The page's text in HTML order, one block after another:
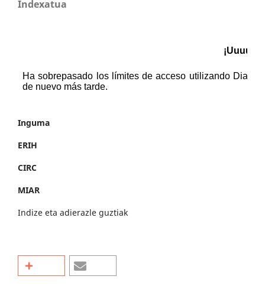
Indexatua
Inguma
ERIH
CIRC
MIAR
Indize eta adierazle guztiak